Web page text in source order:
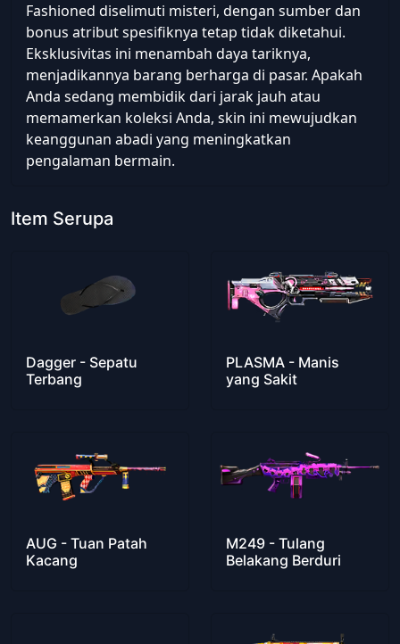
Fashioned diselimuti misteri, dengan sumber dan
bonus atribut spesifiknya tetap tidak diketahui.
Eksklusivitas ini menambah daya tariknya,
menjadikannya barang berharga di pasar. Apakah
Anda sedang membidik dari jarak jauh atau
memamerkan koleksi Anda, skin ini mewujudkan
keanggunan abadi yang meningkatkan
pengalaman bermain.
Item Serupa
Dagger - Sepatu
Terbang
PLASMA - Manis
yang Sakit
AUG - Tuan Patah
Kacang
M249 - Tulang
Belakang Berduri